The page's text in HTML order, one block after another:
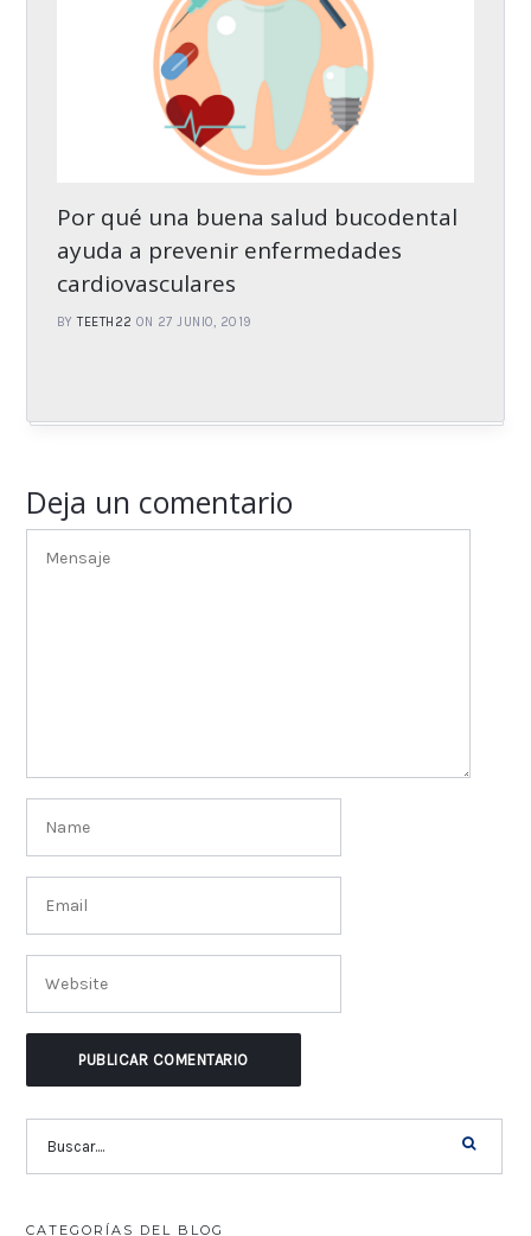
Por qué una buena salud bucodental
ayuda a prevenir enfermedades
cardiovasculares
BYTEETH22 ON 27 JUNIO, 2019
Deja un comentario
CATEGORÍAS DEL BLOG